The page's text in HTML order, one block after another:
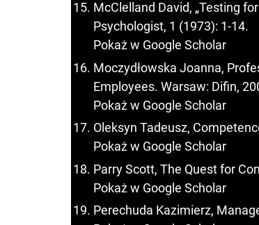
McClelland David, „Testing
Psychologist, 1 (1973): 1-14.
Pokaż w Google Scholar
Moczydłowska Joanna,
Employees. Warsaw: Difin,
Pokaż w Google Scholar
Oleksyn Tadeusz,
Pokaż w Google Scholar
Parry Scott, The Quest for
Pokaż w Google Scholar
Perechuda Kazimierz,